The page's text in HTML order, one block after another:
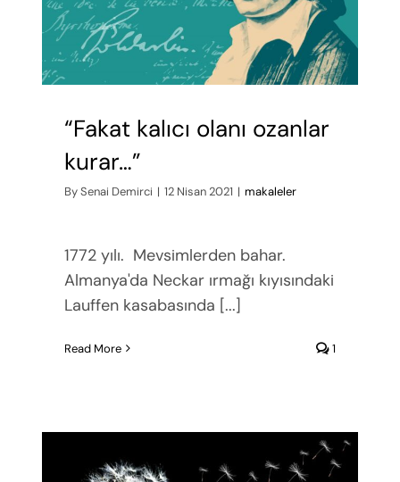
“Fakat kalıcı olanı ozanlar
kurar…”
BySenai Demirci | 12 Nisan 2021 | makaleler
1772 yılı. Mevsimlerden bahar.
Almanya'da Neckar ırmağı kıyısındaki
Lauffen kasabasında [...]
Read More 1